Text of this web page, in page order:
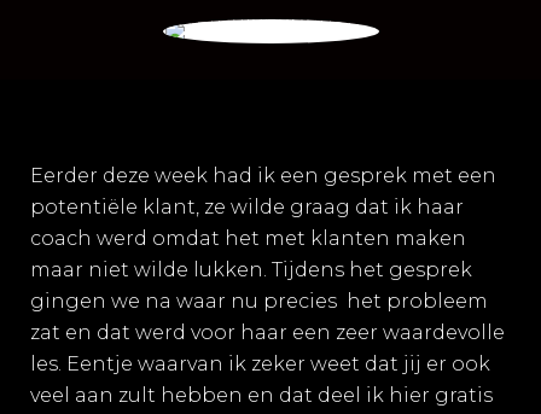
Eerder deze week had ik een gesprek met een
potentiële klant, ze wilde graag dat ik haar
coach werd omdat het met klanten maken
maar niet wilde lukken. Tijdens het gesprek
gingen we na waar nu precies het probleem
zat en dat werd voor haar een zeer waardevolle
les. Eentje waarvan ik zeker weet dat jij er ook
veel aan zult hebben en dat deel ik hier gratis